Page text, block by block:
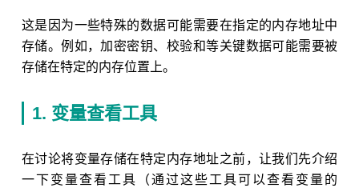
这是因为一些特殊的数据可能需要在指定的内存地址中
存储。例如，加密密钥、校验和等关键数据可能需要被
存储在特定的内存位置上。
1. 变量查看工具
在讨论将变量存储在特定内存地址之前，让我们先介绍
一下变量查看工具（通过这些工具可以查看变量的